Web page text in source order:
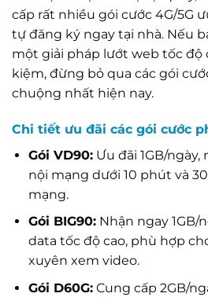
cấp rất nhiều gói cước 4G/5G
tự đăng ký ngay tại nhà. Nếu
một giải pháp lướt web tốc độ
kiệm, đừng bỏ qua các gói
chuộng nhất hiện nay.
Chi tiết ưu đãi các gói cước
Gói VD90:Ưu đãi 1GB/ngày,
nội mạng dưới 10 phút và
mạng.
Gói BIG90:Nhận ngay 1GB/
data tốc độ cao, phù hợp
xuyên xem video.
Gói D60G:Cung cấp 2GB/